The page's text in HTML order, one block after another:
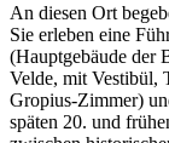
An diesen Ort
Sie erleben eine
(Hauptgebäude der
Velde, mit Vestibül,
Gropius-Zimmer)
späten 20. und